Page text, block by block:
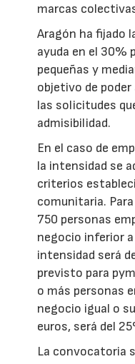
marcas
Aragón ha fijado
ayuda en el 30%
pequeñas y
objetivo de
las solicitudes
admisibilidad.
En el caso de
la intensidad se
criterios
comunitaria.
750 personas
negocio inferior
intensidad será
previsto para
o más personas
negocio igual o
euros, será del
La convocatoria